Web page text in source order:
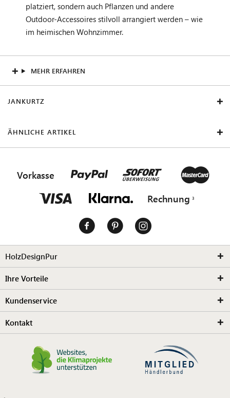
platziert, sondern auch Pflanzen und andere
Outdoor-Accessoires stilvoll arrangiert werden – wie
im heimischen Wohnzimmer.
MEHR ERFAHREN
JANKURTZ
ÄHNLICHE ARTIKEL
Vorkasse
Rechnung
HolzDesignPur
Ihre Vorteile
Kundenservice
Kontakt